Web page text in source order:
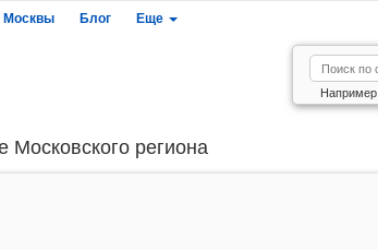
Москвы Блог Еще
Например,
Московского региона